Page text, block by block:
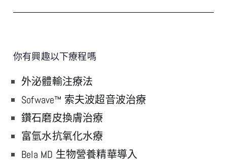
你有興趣以下療程嗎
外泌體輸注療法
Sofwave™ 索夫波超音波治療
鑽石磨皮換膚治療
富氫水抗氧化水療
Bela MD 生物營養精華導入